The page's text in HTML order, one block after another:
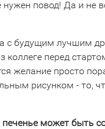
повод! Да и не
с будущим лучшим
коллеге перед
желание просто
рисунком - то,
печенье может быть